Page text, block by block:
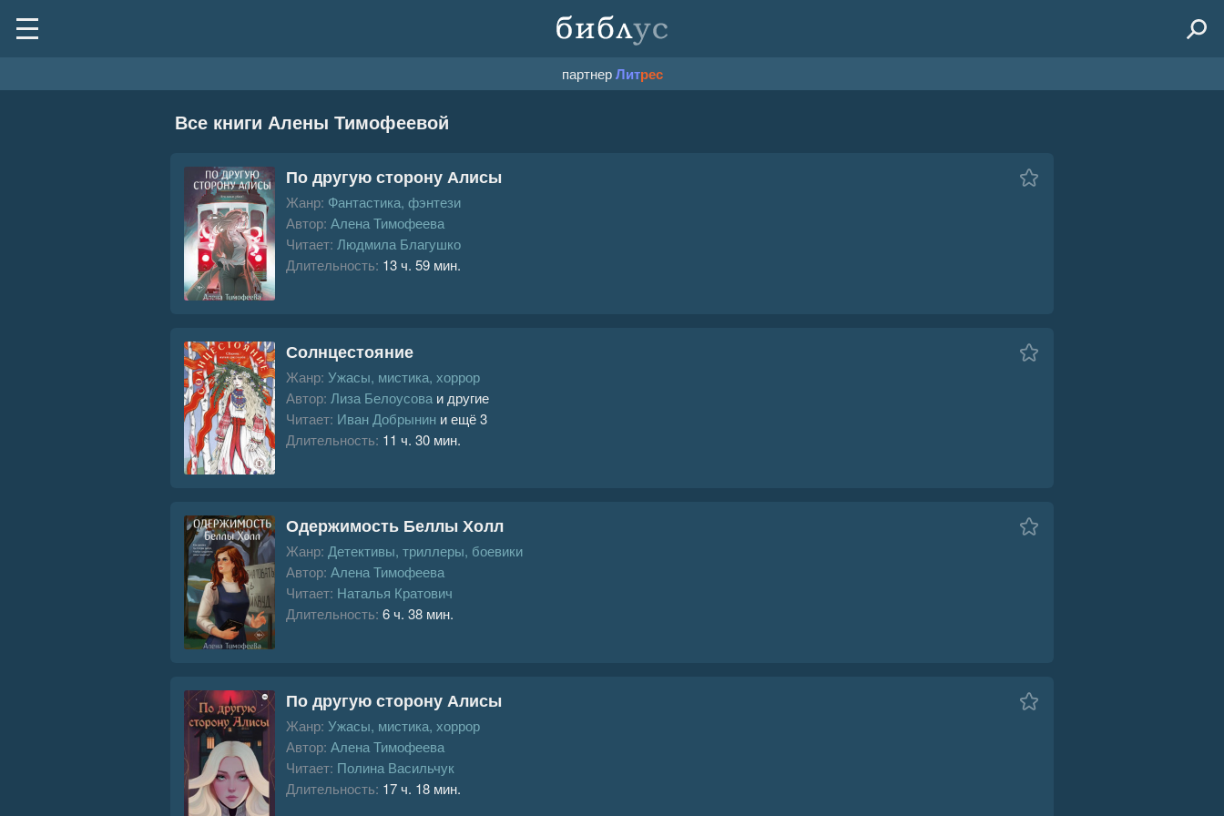
партнерЛитрес
Все книги Алены Тимофеевой
По другую сторону Алисы
Жанр: Фантастика, фэнтези
Автор: Алена Тимофеева
Читает: Людмила Благушко
Длительность: 13 ч. 59 мин.
Солнцестояние
Жанр: Ужасы, мистика, хоррор
Автор: Лиза Белоусова и другие
Читает: Иван Добрынин и ещё 3
Длительность: 11 ч. 30 мин.
Одержимость Беллы Холл
Жанр: Детективы, триллеры, боевики
Автор: Алена Тимофеева
Читает: Наталья Кратович
Длительность: 6 ч. 38 мин.
По другую сторону Алисы
Жанр: Ужасы, мистика, хоррор
Автор: Алена Тимофеева
Читает: Полина Васильчук
Длительность: 17 ч. 18 мин.